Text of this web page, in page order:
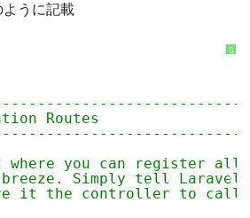
うに記載
S
h
i
g
h
t
e
Routes
where you can register
Simply tell Laravel
it the controller to call